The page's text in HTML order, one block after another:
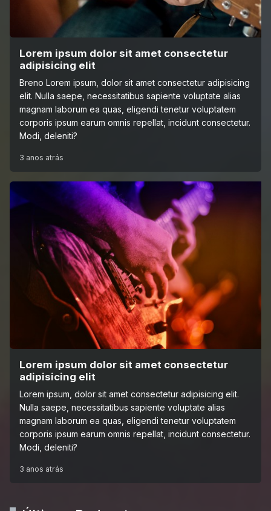
Lorem ipsum dolor sit amet consectetur
adipisicing elit
Breno Lorem ipsum, dolor sit amet consectetur adipisicing
elit. Nulla saepe, necessitatibus sapiente voluptate alias
magnam laborum ea quas, eligendi tenetur voluptatem
corporis ipsum earum omnis repellat, incidunt consectetur.
Modi, deleniti?
3 anos atrás
Lorem ipsum dolor sit amet consectetur
adipisicing elit
Lorem ipsum, dolor sit amet consectetur adipisicing elit.
Nulla saepe, necessitatibus sapiente voluptate alias
magnam laborum ea quas, eligendi tenetur voluptatem
corporis ipsum earum omnis repellat, incidunt consectetur.
Modi, deleniti?
3 anos atrás